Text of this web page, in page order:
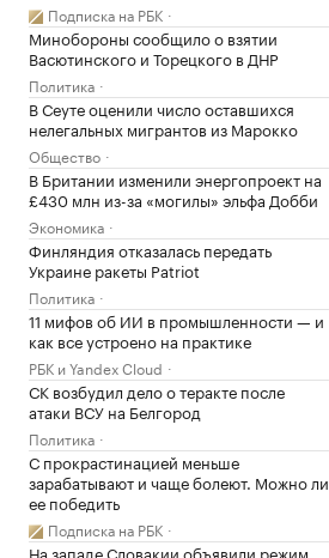
Подписка на РБК
Минобороны сообщило о взятии
Васютинского и Торецкого в ДНР
Политика
В Сеуте оценили число оставшихся
нелегальных мигрантов из Марокко
Общество
В Британии изменили энергопроект на
£430 млн из-за «могилы» эльфа Добби
Экономика
Финляндия отказалась передать
Украине ракеты Patriot
Политика
11 мифов об ИИ в промышленности — и
как все устроено на практике
РБК и Yandex Cloud
СК возбудил дело о теракте после
атаки ВСУ на Белгород
Политика
С прокрастинацией меньше
зарабатывают и чаще болеют. Можно ли
ее победить
Подписка на РБК
На западе Словакии объявили режим